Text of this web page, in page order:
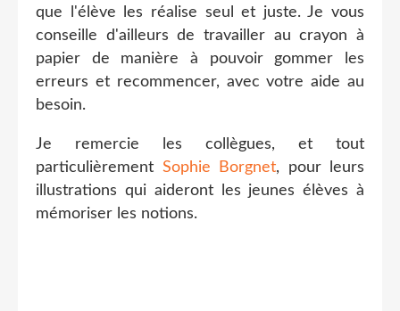
que l'élève les réalise seul et juste. Je vous
conseille d'ailleurs de travailler au crayon à
papier de manière à pouvoir gommer les
erreurs et recommencer, avec votre aide au
besoin.
Je remercie les collègues, et tout
particulièrement Sophie Borgnet, pour leurs
illustrations qui aideront les jeunes élèves à
mémoriser les notions.